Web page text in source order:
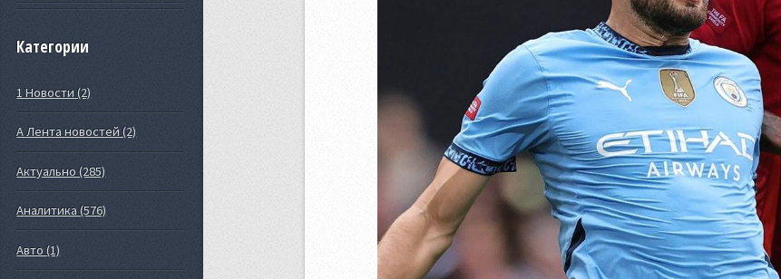
Категории
1 Новости (2)
А Лента новостей (2)
Актуально (285)
Аналитика (576)
Авто (1)